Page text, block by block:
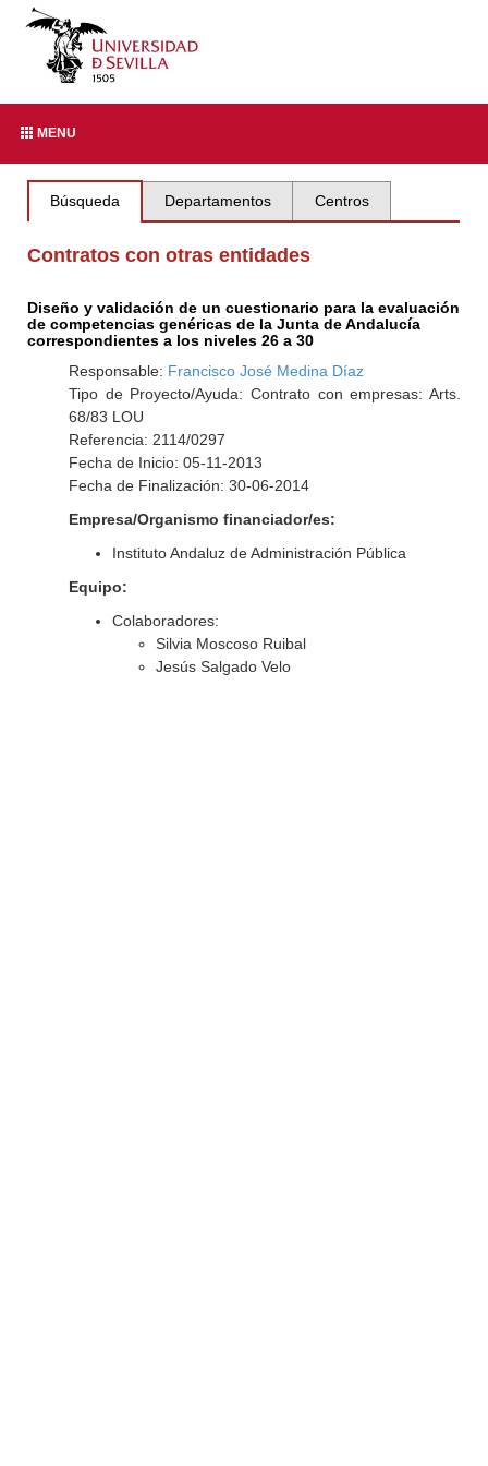
MENU
Búsqueda Departamentos Centros
Contratos con otras entidades
Diseño y validación de un cuestionario para la evaluación
de competencias genéricas de la Junta de Andalucía
correspondientes a los niveles 26 a 30
Responsable: Francisco José Medina Díaz
Tipo de Proyecto/Ayuda: Contrato con empresas: Arts.
68/83 LOU
Referencia: 2114/0297
Fecha de Inicio: 05-11-2013
Fecha de Finalización: 30-06-2014
Empresa/Organismo financiador/es:
Instituto Andaluz de Administración Pública
Equipo:
Colaboradores:
Silvia Moscoso Ruibal
Jesús Salgado Velo